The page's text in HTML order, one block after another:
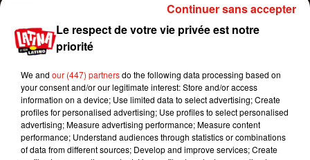
Le respect de votre vie privée est notre
priorité
We and our (447) partnersdo the following data processing based on
your consent and/or our legitimate interest: Store and/or access
information on a device; Use limited data to select advertising; Create
profiles for personalised advertising; Use profiles to select personalised
advertising; Measure advertising performance; Measure content
performance; Understand audiences through statistics or combinations
of data from different sources; Develop and improve services; Create
Continuer sans accepter